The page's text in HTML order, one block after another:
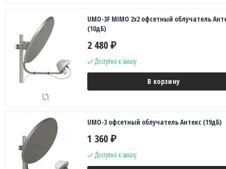
UMO-3F MIMO 2x2 офсетный облучатель
(10дБ)
2 480 ₽
Доступно к заказу
В корзину
UMO-3 офсетный облучатель Антекс (19дБ)
1 360 ₽
Доступно к заказу